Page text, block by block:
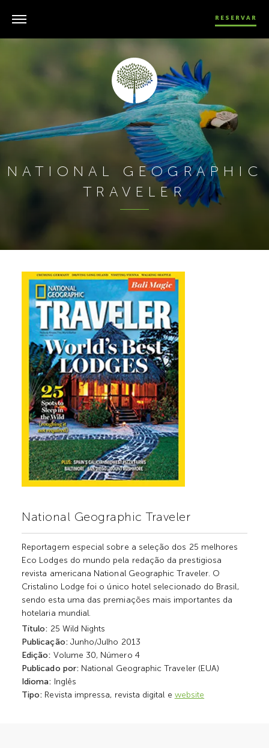
RESERVAR
NATIONAL GEOGRAPHIC
TRAVELER
National Geographic Traveler
Reportagem especial sobre a seleção dos 25 melhores
Eco Lodges do mundo pela redação da prestigiosa
revista americana National Geographic Traveler. O
Cristalino Lodge foi o único hotel selecionado do Brasil,
sendo esta uma das premiações mais importantes da
hotelaria mundial.
Título: 25 Wild Nights
Publicação:Junho/Julho 2013
Edição: Volume 30, Número 4
Publicado por:National Geographic Traveler (EUA)
Idioma: Inglês
Tipo: Revista impressa, revista digital e website